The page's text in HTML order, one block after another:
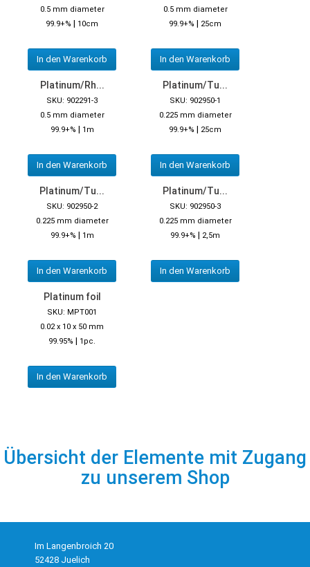
0.5 mm diameter
99.9+% | 10cm
In den Warenkorb
0.5 mm diameter
99.9+% | 25cm
In den Warenkorb
Platinum/Rh...
SKU: 902291-3
0.5 mm diameter
99.9+% | 1m
In den Warenkorb
Platinum/Tu...
SKU: 902950-1
0.225 mm diameter
99.9+% | 25cm
In den Warenkorb
Platinum/Tu...
SKU: 902950-2
0.225 mm diameter
99.9+% | 1m
In den Warenkorb
Platinum/Tu...
SKU: 902950-3
0.225 mm diameter
99.9+% | 2,5m
In den Warenkorb
Platinum foil
SKU: MPT001
0.02 x 10 x 50 mm
99.95% | 1pc.
In den Warenkorb
Übersicht der Elemente mit Zugang
zu unserem Shop
Im Langenbroich 20
52428 Juelich